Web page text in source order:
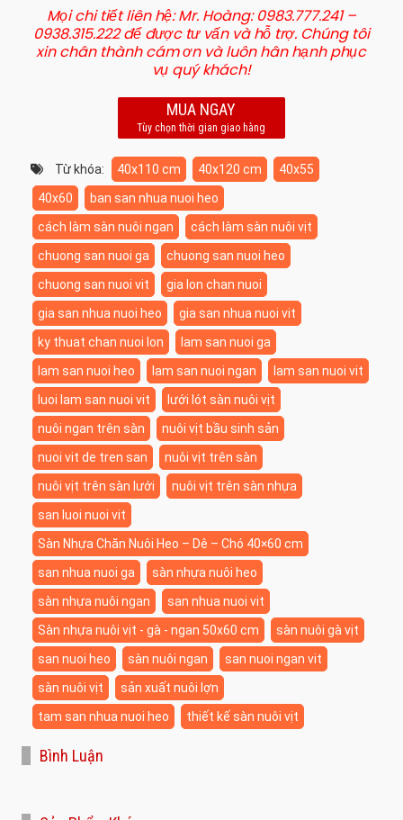
Mọi chi tiết liên hệ: Mr. Hoàng: 0983.777.241 –
0938.315.222 để được tư vấn và hỗ trợ. Chúng tôi
xin chân thành cám ơn và luôn hân hạnh phục
vụ quý khách!
MUA NGAY
Tùy chọn thời gian giao hàng
Từ khóa: 40x110 cm 40x120 cm
40x55
40x60
ban san nhua nuoi heo
cách làm sàn nuôi ngan
cách làm sàn nuôi vịt
chuong san nuoi ga
chuong san nuoi heo
chuong san nuoi vit
gia lon chan nuoi
gia san nhua nuoi heo
gia san nhua nuoi vit
ky thuat chan nuoi lon
lam san nuoi ga
lam san nuoi heo
lam san nuoi ngan
lam san nuoi vit
luoi lam san nuoi vit
lưới lót sàn nuôi vịt
nuôi ngan trên sàn
nuôi vịt bầu sinh sản
nuoi vit de tren san
nuôi vịt trên sàn
nuôi vịt trên sàn lưới
nuôi vịt trên sàn nhựa
san luoi nuoi vit
Sàn Nhựa Chăn Nuôi Heo – Dê – Chó 40×60 cm
san nhua nuoi ga
sàn nhựa nuôi heo
sàn nhựa nuôi ngan
san nhua nuoi vit
Sàn nhựa nuôi vịt - gà - ngan 50x60 cm
sàn nuôi gà vịt
san nuoi heo
sàn nuôi ngan
san nuoi ngan vit
sàn nuôi vịt
sản xuất nuôi lợn
tam san nhua nuoi heo
thiết kế sàn nuôi vịt
Bình Luận